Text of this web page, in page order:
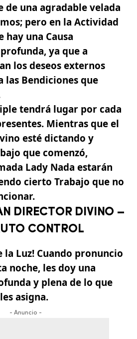
una agradable velada
pero en la Actividad
hay una Causa
ya que a
los deseos externos
las Bendiciones que
tendrá lugar por cada
Mientras que el
esté dictando y
que comenzó,
Lady Nada estarán
cierto Trabajo que no
DIRECTOR DIVINO –
CONTROL
la Luz! Cuando pronuncio
noche, les doy una
y plena de lo que
asigna.
- Anuncio -